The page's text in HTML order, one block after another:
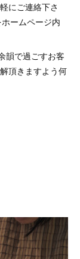
にご連絡下さ
ームページ内
韻で過ごすお客
頂きますよう何